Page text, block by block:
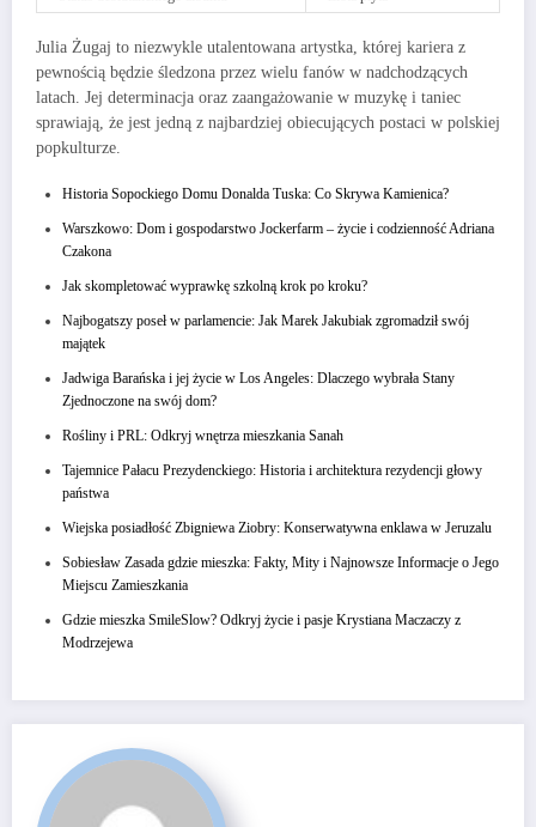
Julia Żugaj to niezwykle utalentowana artystka, której kariera z
pewnością będzie śledzona przez wielu fanów w nadchodzących
latach. Jej determinacja oraz zaangażowanie w muzykę i taniec
sprawiają, że jest jedną z najbardziej obiecujących postaci w polskiej
popkulturze.
Historia Sopockiego Domu Donalda Tuska: Co Skrywa Kamienica?
Warszkowo: Dom i gospodarstwo Jockerfarm – życie i codzienność Adriana
Czakona
Jak skompletować wyprawkę szkolną krok po kroku?
Najbogatszy poseł w parlamencie: Jak Marek Jakubiak zgromadził swój
majątek
Jadwiga Barańska i jej życie w Los Angeles: Dlaczego wybrała Stany
Zjednoczone na swój dom?
Rośliny i PRL: Odkryj wnętrza mieszkania Sanah
Tajemnice Pałacu Prezydenckiego: Historia i architektura rezydencji głowy
państwa
Wiejska posiadłość Zbigniewa Ziobry: Konserwatywna enklawa w Jeruzalu
Sobiesław Zasada gdzie mieszka: Fakty, Mity i Najnowsze Informacje o Jego
Miejscu Zamieszkania
Gdzie mieszka SmileSlow? Odkryj życie i pasje Krystiana Maczaczy z
Modrzejewa